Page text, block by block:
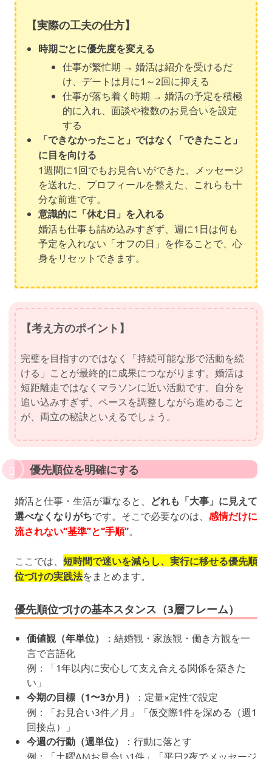
【実際の工夫の仕方】
時期ごとに優先度を変える
仕事が繁忙期 → 婚活は紹介を受けるだ
け、デートは月に1～2回に抑える
仕事が落ち着く時期 → 婚活の予定を積極
的に入れ、面談や複数のお見合いを設定
する
「できなかったこと」ではなく「できたこと」
に目を向ける
1週間に1回でもお見合いができた、メッセージ
を送れた、プロフィールを整えた、これらも十
分な前進です。
意識的に「休む日」を入れる
婚活も仕事も詰め込みすぎず、週に1日は何も
予定を入れない「オフの日」を作ることで、心
身をリセットできます。
【考え方のポイント】
完璧を目指すのではなく「持続可能な形で活動を続
ける」ことが最終的に成果につながります。婚活は
短距離走ではなくマラソンに近い活動です。自分を
追い込みすぎず、ペースを調整しながら進めること
が、両立の秘訣といえるでしょう。
優先順位を明確にする
婚活と仕事・生活が重なると、 どれも「大事」に見えて
選べなくなりがちです。そこで必要なのは、 感情だけに
流されない“基準”と“手順”
ここでは、 短時間で迷いを減らし、実行に移せる優先順
位づけの実践法をまとめます。
優先順位づけの基本スタンス（3層フレーム）
価値観（年単位）
：結婚観・家族観・働き方観を一
言で言語化
例：「1年以内に安心して支え合える関係を築きた
い」
今期の目標（1〜3か月）
：定量×定性で設定
例：「お見合い3件／月」「仮交際1件を深める（週1
回接点）」
今週の行動（週単位）
：行動に落とす
例：「土曜AMお見合い1件」「平日2夜でメッセージ